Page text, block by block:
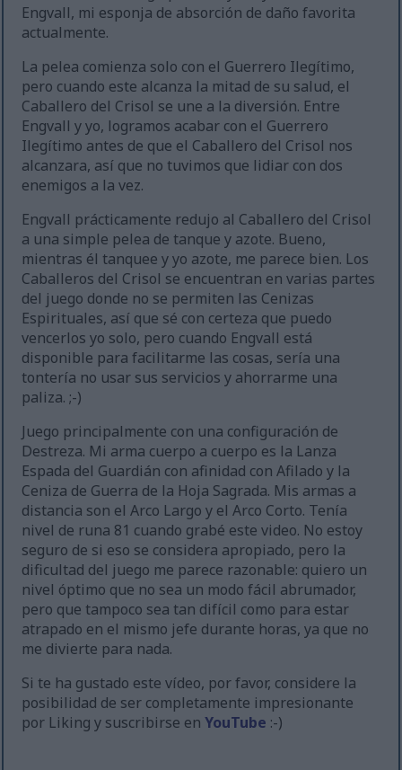
Engvall, mi esponja de absorción de daño favorita
actualmente.
La pelea comienza solo con el Guerrero Ilegítimo,
pero cuando este alcanza la mitad de su salud, el
Caballero del Crisol se une a la diversión. Entre
Engvall y yo, logramos acabar con el Guerrero
Ilegítimo antes de que el Caballero del Crisol nos
alcanzara, así que no tuvimos que lidiar con dos
enemigos a la vez.
Engvall prácticamente redujo al Caballero del Crisol
a una simple pelea de tanque y azote. Bueno,
mientras él tanquee y yo azote, me parece bien. Los
Caballeros del Crisol se encuentran en varias partes
del juego donde no se permiten las Cenizas
Espirituales, así que sé con certeza que puedo
vencerlos yo solo, pero cuando Engvall está
disponible para facilitarme las cosas, sería una
tontería no usar sus servicios y ahorrarme una
paliza. ;-)
Juego principalmente con una configuración de
Destreza. Mi arma cuerpo a cuerpo es la Lanza
Espada del Guardián con afinidad con Afilado y la
Ceniza de Guerra de la Hoja Sagrada. Mis armas a
distancia son el Arco Largo y el Arco Corto. Tenía
nivel de runa 81 cuando grabé este video. No estoy
seguro de si eso se considera apropiado, pero la
dificultad del juego me parece razonable: quiero un
nivel óptimo que no sea un modo fácil abrumador,
pero que tampoco sea tan difícil como para estar
atrapado en el mismo jefe durante horas, ya que no
me divierte para nada.
Si te ha gustado este vídeo, por favor, considere la
posibilidad de ser completamente impresionante
por Liking y suscribirse enYouTube :-)